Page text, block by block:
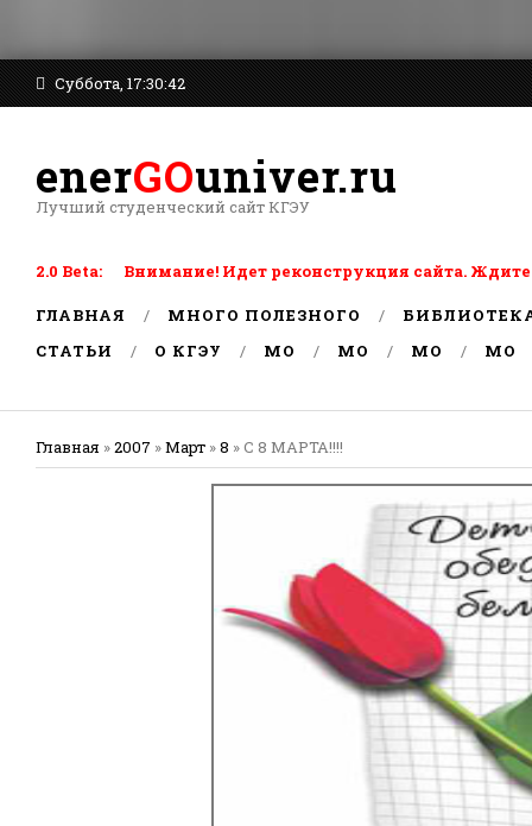
Суббота, 17:30:42
enerGOuniver.ru
Лучший студенческий сайт КГЭУ
2.0 Beta: Внимание! Идет реконструкция сайта. Ждите
ГЛАВНАЯ МНОГО ПОЛЕЗНОГО
СТАТЬИ
О КГЭУ MO MO MO MO
Главная »2007 »Март »8 » С 8 МАРТА!!!!